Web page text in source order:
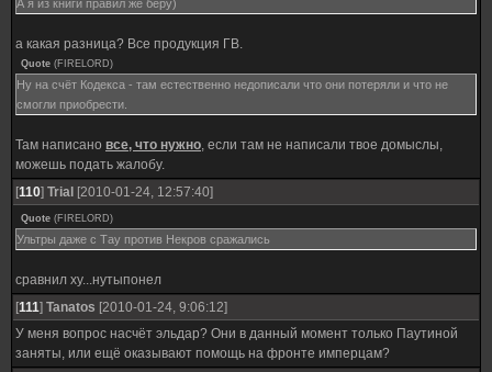
А я из книги правил же беру)
а какая разница? Все продукция ГВ.
Quote (FIRELORD)
Ну на счёт Кодекса - там естественно недописали что они потеряли и что не
смогли приобрести.
Там написано все, что нужно, если там не написали твое домыслы,
можешь подать жалобу.
[110] Trial [2010-01-24, 12:57:40]
Quote (FIRELORD)
Ультры даже с Тау против Некров сражались
сравнил ху...нутыпонел
[111] Tanatos [2010-01-24, 9:06:12]
У меня вопрос насчёт эльдар? Они в данный момент только Паутиной
заняты, или ещё оказывают помощь на фронте имперцам?